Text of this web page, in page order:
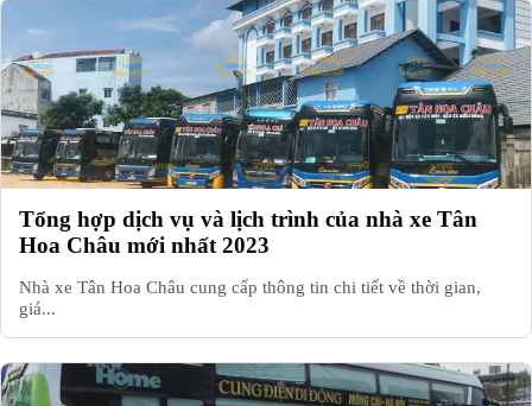
Tổng hợp dịch vụ và lịch trình của nhà xe Tân
Hoa Châu mới nhất 2023
Nhà xe Tân Hoa Châu cung cấp thông tin chi tiết về thời gian,
giá...